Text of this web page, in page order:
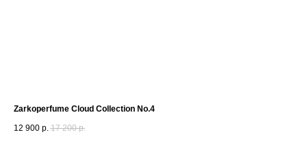
Zarkoperfume Cloud Collection No.4
12 900 р. 17 200 р.